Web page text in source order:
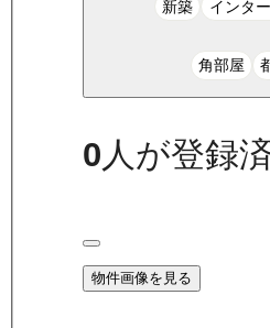
新築 インタ
角部屋
0 人が登録
物件画像を見る